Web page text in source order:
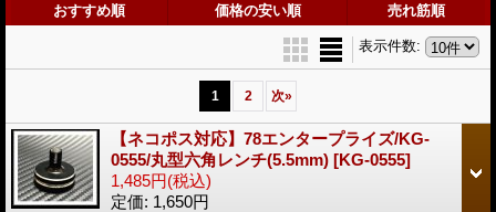
おすすめ順 価格の安い順 売れ筋順
表示件数:
1 2 次»
【ネコポス対応】78エンタープライズ/KG-
0555/丸型六角レンチ(5.5mm) [KG-0555]
1,485円(税込)
定価: 1,650円